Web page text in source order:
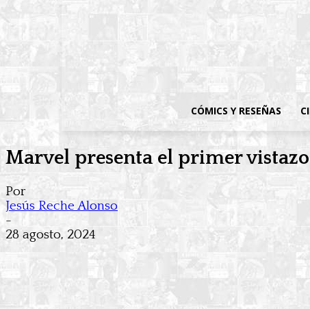
CÓMICS Y RESEÑAS
Marvel presenta el primer
Por
Jesús Reche Alonso
-
28 agosto, 2024